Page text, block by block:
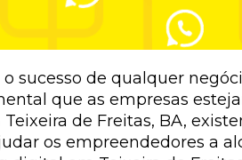
de qualquer
que as empresas
de Freitas, BA,
os empreendedores a